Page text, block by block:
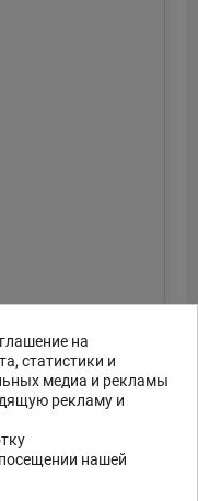
на
статистики и
медиа и рекламы
рекламу и
нашей